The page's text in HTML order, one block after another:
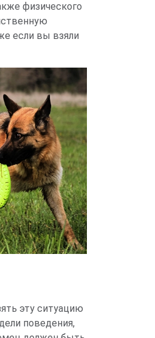
физического
если вы взяли
эту ситуацию
поведения,